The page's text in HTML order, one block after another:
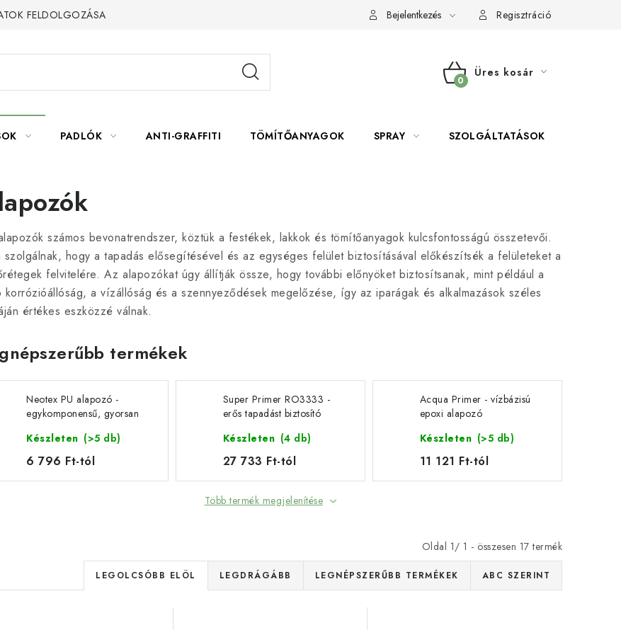
FELDOLGOZÁSA Bejelentkezés Regisztráció
KOSÁR
Üres kosár
PADLÓK ANTI-GRAFFITI TÖMÍTŐANYAGOK SPRAY SZOLGÁLTATÁSOK
számos bevonatrendszer, köztük a festékek, lakkok és tömítőanyagok kulcsfontosságú összetevői.
szolgálnak, hogy a tapadás elősegítésével és az egységes felület biztosításával előkészítsék a felületeket a
felvitelére. Az alapozókat úgy állítják össze, hogy további előnyöket biztosítsanak, mint például a
korrózióállóság, a vízállóság és a szennyeződések megelőzése, így az iparágak és alkalmazások széles
értékes eszközzé válnak.
termékek
Neotex PU alapozó -
egykomponensű, gyorsan
ragasztó
Készleten (>5 db)
6 796 Ft-tól
Super Primer RO3333 -
erős tapadást biztosító
Készleten (4 db)
27 733 Ft-tól
Acqua Primer - vízbázisú
epoxi alapozó
Készleten (>5 db)
11 121 Ft-tól
Több termék megjelenítése
Oldal 1/ 1 - összesen 17 termék
T
e
LEGOLCSÓBB ELÖL LEGDRÁGÁBB LEGNÉPSZERŰBB TERMÉKEK ABC SZERINT